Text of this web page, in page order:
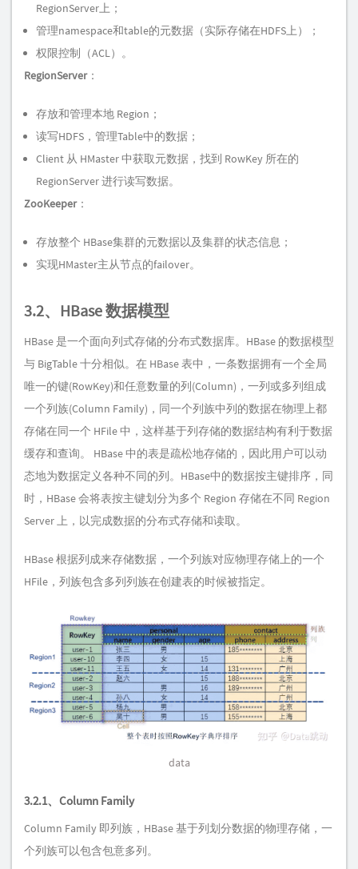
RegionServer上；
管理namespace和table的元数据（实际存储在HDFS上）；
权限控制（ACL）。
RegionServer：
存放和管理本地 Region；
读写HDFS，管理Table中的数据；
Client 从 HMaster 中获取元数据，找到 RowKey 所在的
RegionServer 进行读写数据。
ZooKeeper：
存放整个 HBase集群的元数据以及集群的状态信息；
实现HMaster主从节点的failover。
3.2、HBase 数据模型
HBase 是一个面向列式存储的分布式数据库。HBase 的数据模型
与 BigTable 十分相似。在 HBase 表中，一条数据拥有一个全局
唯一的键(RowKey)和任意数量的列(Column)，一列或多列组成
一个列族(Column Family)，同一个列族中列的数据在物理上都
存储在同一个 HFile 中，这样基于列存储的数据结构有利于数据
缓存和查询。 HBase 中的表是疏松地存储的，因此用户可以动
态地为数据定义各种不同的列。HBase中的数据按主键排序，同
时，HBase 会将表按主键划分为多个 Region 存储在不同 Region
Server 上，以完成数据的分布式存储和读取。
HBase 根据列成来存储数据，一个列族对应物理存储上的一个
HFile，列族包含多列列族在创建表的时候被指定。
data
3.2.1、Column Family
Column Family 即列族，HBase 基于列划分数据的物理存储，一
个列族可以包含包意多列。